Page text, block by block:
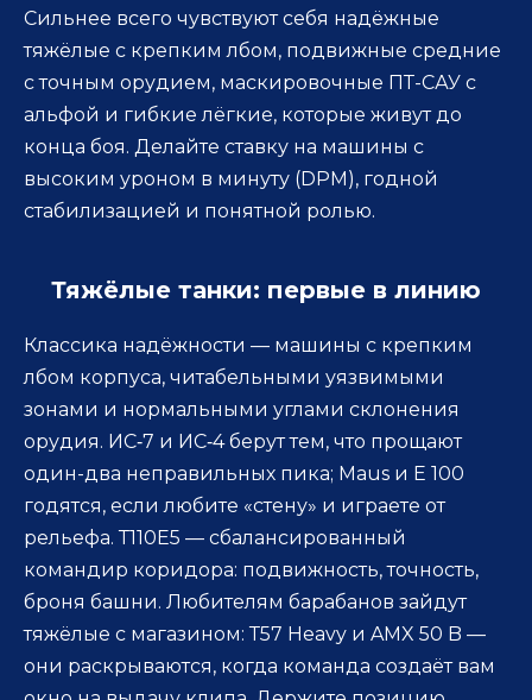
Сильнее всего чувствуют себя надёжные
тяжёлые с крепким лбом, подвижные средние
с точным орудием, маскировочные ПТ-САУ с
альфой и гибкие лёгкие, которые живут до
конца боя. Делайте ставку на машины с
высоким уроном в минуту (DPM), годной
стабилизацией и понятной ролью.
Тяжёлые танки: первые в линию
Классика надёжности — машины с крепким
лбом корпуса, читабельными уязвимыми
зонами и нормальными углами склонения
орудия. ИС‑7 и ИС‑4 берут тем, что прощают
один-два неправильных пика; Maus и Е 100
годятся, если любите «стену» и играете от
рельефа. Т110Е5 — сбалансированный
командир коридора: подвижность, точность,
броня башни. Любителям барабанов зайдут
тяжёлые с магазином: Т57 Heavy и AMX 50 B —
они раскрываются, когда команда создаёт вам